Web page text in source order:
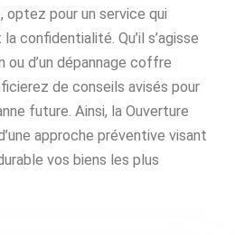
pour un service qui
confidentialité. Qu’il s’agisse
ou d’un dépannage coffre
de conseils avisés pour
future. Ainsi, la Ouverture
approche préventive visant
vos biens les plus